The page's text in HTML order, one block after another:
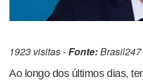
1923 visitas -Fonte:Brasil247
Ao longo dos últimos dias,